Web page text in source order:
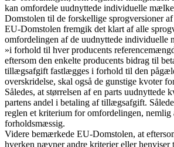
kan omfordele uudnyttede individuelle
Domstolen til de forskellige sprogversioner
EU-Domstolen fremgik det klart af alle
omfordelingen af de uudnyttede individuelle
»i forhold til hver producents
eftersom den enkelte producents bidrag til
tillægsafgift fastlægges i forhold til den
overskridelse, skal også de gunstige kvoter
Således, at størrelsen af en parts uudnyttede
partens andel i betaling af tillægsafgift.
reglen et kriterium for omfordelingen, nemlig
forholdsmæssig.
Videre bemærkede EU-Domstolen, at
hverken nævner andre kriterier eller henviser